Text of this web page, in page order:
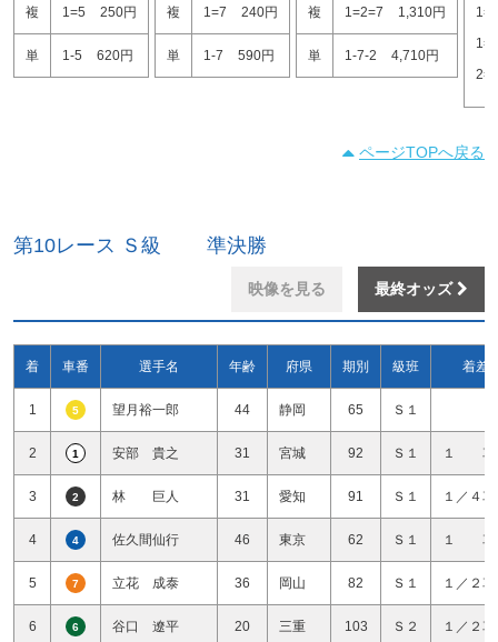
複 1=5 250円
単 1-5 620円
複 1=7 240円
単 1-7 590円
複 1=2=7 1,310円
単 1-7-2 4,710円
ページTOPへ戻る
第10レース Ｓ級 準決勝
映像を見る 最終オッズ
着 車番 選手名 年齢 府県 期別 級班 着差
1 5 望月裕一郎 44 静岡 65 Ｓ１
2 1 安部 貴之 31 宮城 92 Ｓ１ １ 車
3 2 林 巨人 31 愛知 91 Ｓ１ １／４
4 4 佐久間仙行 46 東京 62 Ｓ１ １ 車
5 7 立花 成泰 36 岡山 82 Ｓ１ １／２
6 6 谷口 遼平 20 三重 103 Ｓ２ １／２